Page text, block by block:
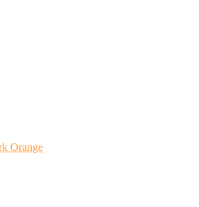
Orange
“Ich mache alles